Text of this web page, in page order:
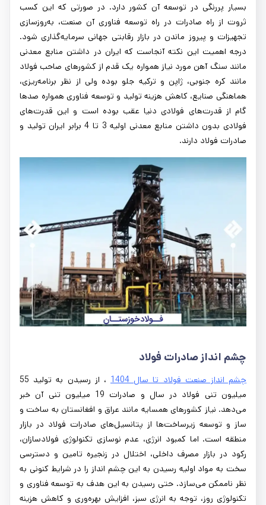
بسیار پررنگی در توسعه آن کشور دارد. در صورتی که این کسب
ثروت از راه صادرات در راه توسعه فناوری آن صنعت، به‌روزسازی
تجهیزات و پیروز ماندن در بازار رقابتی جهانی سرمایه‌گذاری شود.
درجه اهمیت این نکته آنجاست که ایران در داشتن منابع معدنی
مانند سنگ آهن مورد نیاز همواره یک قدم از کشورهای صاحب فولاد
مانند کره جنوبی، ژاپن و ترکیه جلو بوده ولی از نظر برنامه‌ریزی،
هماهنگی صنایع، کاهش هزینه تولید و توسعه فناوری همواره صدها
گام از قدرت‌های فولادی دنیا عقب بوده است و این قدرت‌های
فولادی بدون داشتن منابع معدنی اولیه 3 تا 4 برابر ایران تولید و
صادرات فولاد دارند.
چشم انداز صادرات فولاد
چشم انداز صنعت فولاد تا سال 1404
، از رسیدن به تولید 55
میلیون تنی فولاد در سال و صادرات 19 میلیون تنی آن خبر
می‌دهد. نیاز کشورهای همسایه مانند عراق و افغانستان به ساخت و
ساز و توسعه زیرساخت‌ها از پتانسیل‌های صادرات فولاد در بازار
منطقه است. اما کمبود انرژی، عدم نو‌سازی تکنولوژی فولادسازان،
رکود در بازار مصرف داخلی، اختلال در زنجیره تامین و دسترسی
سخت به مواد اولیه رسیدن به این چشم انداز را در شرایط کنونی به
نظر ناممکن می‌سازد. حتی رسیدن به این هدف به توسعه فناوری و
تکنولوژی روز، توجه به انرژی سبز، افزایش بهره‌وری و کاهش هزینه